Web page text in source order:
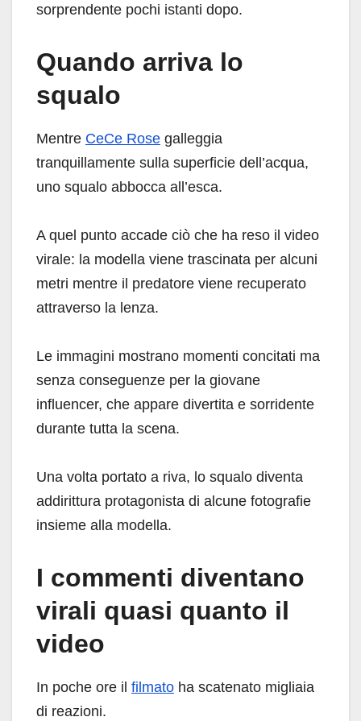
sorprendente pochi istanti dopo.
Quando arriva lo
squalo
Mentre CeCe Rose galleggia
tranquillamente sulla superficie dell’acqua,
uno squalo abbocca all’esca.
A quel punto accade ciò che ha reso il video
virale: la modella viene trascinata per alcuni
metri mentre il predatore viene recuperato
attraverso la lenza.
Le immagini mostrano momenti concitati ma
senza conseguenze per la giovane
influencer, che appare divertita e sorridente
durante tutta la scena.
Una volta portato a riva, lo squalo diventa
addirittura protagonista di alcune fotografie
insieme alla modella.
I commenti diventano
virali quasi quanto il
video
In poche ore il filmato ha scatenato migliaia
di reazioni.